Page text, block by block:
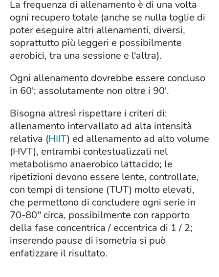
La frequenza di allenamento è di una volta
ogni recupero totale (anche se nulla toglie di
poter eseguire altri allenamenti, diversi,
soprattutto più leggeri e possibilmente
aerobici, tra una sessione e l'altra).
Ogni allenamento dovrebbe essere concluso
in 60'; assolutamente non oltre i 90'.
Bisogna altresì rispettare i criteri di:
allenamento intervallato ad alta intensità
relativa (HIIT) ed allenamento ad alto volume
(HVT), entrambi contestualizzati nel
metabolismo anaerobico lattacido; le
ripetizioni devono essere lente, controllate,
con tempi di tensione (TUT) molto elevati,
che permettono di concludere ogni serie in
70-80'' circa, possibilmente con rapporto
della fase concentrica / eccentrica di 1 / 2;
inserendo pause di isometria si può
enfatizzare il risultato.